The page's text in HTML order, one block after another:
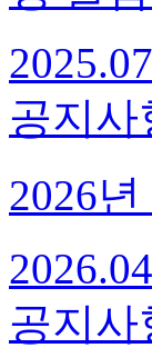
공지사
2026
공지사